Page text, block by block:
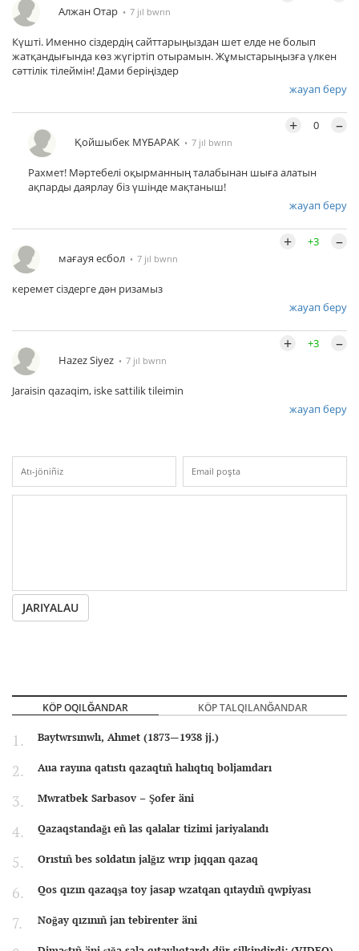
Алжан Отар 7 jıl bwrın
Күшті. Именно сіздердің сайттарыңыздан шет елде не болып
жатқандығында көз жүгіртіп отырамын. Жұмыстарыңызға үлкен
сәттілік тілеймін! Дами беріңіздер
жауап беру
Қойшыбек МҮБАРАК 7 jıl bwrın
+ 0 –
Рахмет! Мәртебелі оқырманның талабынан шыға алатын
ақпарды даярлау біз үшінде мақтаныш!
жауап беру
мағауя есбол 7 jıl bwrın
+ +3 –
керемет сіздерге дән ризамыз
жауап беру
Hazez Siyez 7 jıl bwrın
+ +3 –
Jaraisin qazaqim, iske sattilik tileimin
жауап беру
JARIYALAU
KÖP OQILĞANDAR KÖP TALQILANĞANDAR
Baytwrsınwlı, Ahmet (1873—1938 jj.)
Aua rayına qatıstı qazaqtıñ halıqtıq boljamdarı
Mwratbek Sarbasov – Şofer äni
Qazaqstandağı eñ las qalalar tizimi jariyalandı
Orıstıñ bes soldatın jalğız wrıp jıqqan qazaq
Qos qızın qazaqşa toy jasap wzatqan qıtaydıñ qwpiyası
Noğay qızınıñ jan tebirenter äni